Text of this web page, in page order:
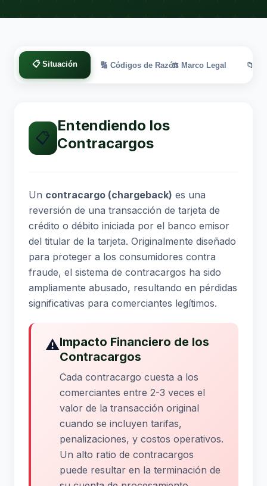
📋 Situación 🔢 Códigos de Razón⚖️ Marco Legal 📁
📋
Entendiendo los
Contracargos
Un contracargo (chargeback) es una
reversión de una transacción de tarjeta de
crédito o débito iniciada por el banco emisor
del titular de la tarjeta. Originalmente diseñado
para proteger a los consumidores contra
fraude, el sistema de contracargos ha sido
ampliamente abusado, resultando en pérdidas
significativas para comerciantes legítimos.
⚠️Impacto Financiero de los
Contracargos
Cada contracargo cuesta a los
comerciantes entre 2-3 veces el
valor de la transacción original
cuando se incluyen tarifas,
penalizaciones, y costos operativos.
Un alto ratio de contracargos
puede resultar en la terminación de